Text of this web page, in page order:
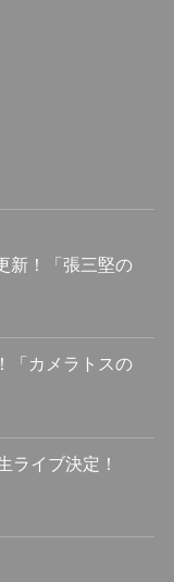
新！「張三堅の
「カメラトスの
ライブ決定！